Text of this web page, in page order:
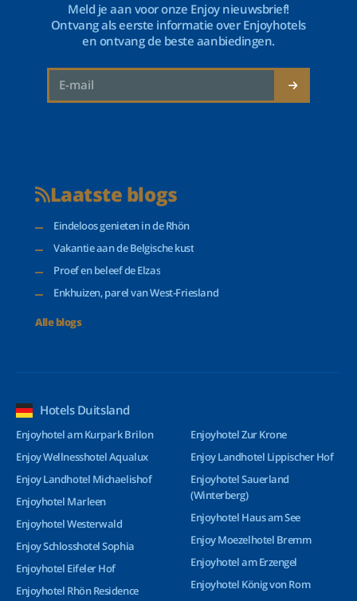
Meld je aan voor onze Enjoy nieuwsbrief!
Ontvang als eerste informatie over Enjoyhotels
en ontvang de beste aanbiedingen.
Laatste blogs
Eindeloos genieten in de Rhön
Vakantie aan de Belgische kust
Proef en beleef de Elzas
Enkhuizen, parel van West-Friesland
Alle blogs
Hotels Duitsland
Enjoyhotel am Kurpark Brilon
Enjoy Wellnesshotel Aqualux
Enjoy Landhotel Michaelishof
Enjoyhotel Marleen
Enjoyhotel Westerwald
Enjoy Schlosshotel Sophia
Enjoyhotel Eifeler Hof
Enjoyhotel Rhön Residence
Enjoyhotel Zur Krone
Enjoy Landhotel Lippischer Hof
Enjoyhotel Sauerland
(Winterberg)
Enjoyhotel Haus am See
Enjoy Moezelhotel Bremm
Enjoyhotel am Erzengel
Enjoyhotel König von Rom